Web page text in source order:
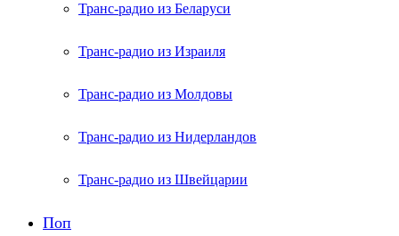
Транс-радио из Беларуси
Транс-радио из Израиля
Транс-радио из Молдовы
Транс-радио из Нидерландов
Транс-радио из Швейцарии
Поп